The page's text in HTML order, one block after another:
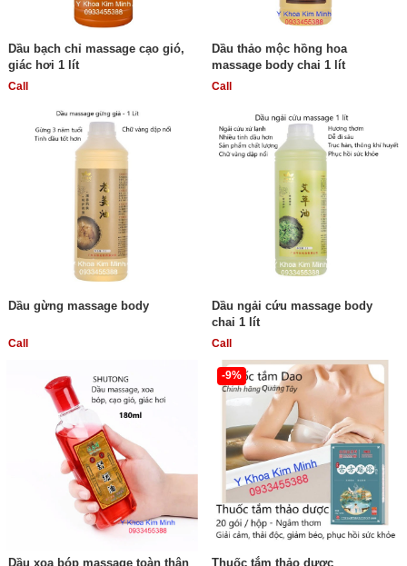
Dầu bạch chỉ massage cạo gió,
giác hơi 1 lít
Call
Dầu thảo mộc hồng hoa
massage body chai 1 lít
Call
Dầu gừng massage body
Call
Dầu ngải cứu massage body
chai 1 lít
Call
Dầu xoa bóp massage toàn thân
-9%
Thuốc tắm thảo dược